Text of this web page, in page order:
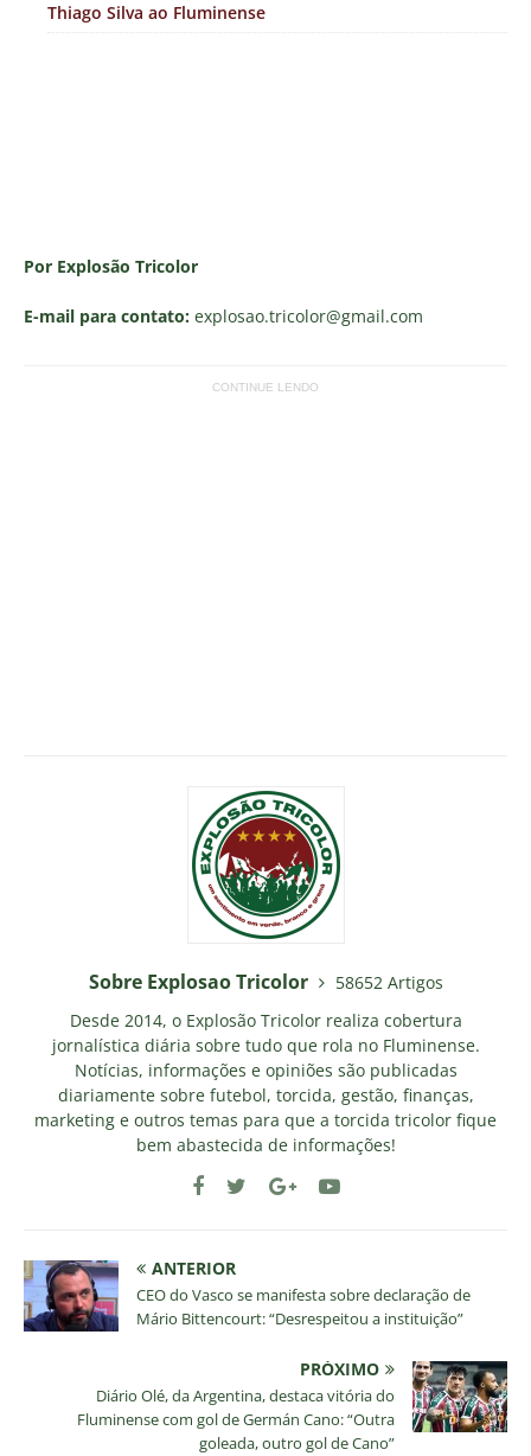
Thiago Silva ao Fluminense
Por Explosão Tricolor
E-mail para contato: explosao.tricolor@gmail.com
CONTINUE LENDO
Sobre Explosao Tricolor
58652 Artigos
Desde 2014, o Explosão Tricolor realiza cobertura
jornalística diária sobre tudo que rola no Fluminense.
Notícias, informações e opiniões são publicadas
diariamente sobre futebol, torcida, gestão, finanças,
marketing e outros temas para que a torcida tricolor fique
bem abastecida de informações!
ANTERIOR
CEO do Vasco se manifesta sobre declaração de
Mário Bittencourt: “Desrespeitou a instituição”
PRÓXIMO
Diário Olé, da Argentina, destaca vitória do
Fluminense com gol de Germán Cano: “Outra
goleada, outro gol de Cano”